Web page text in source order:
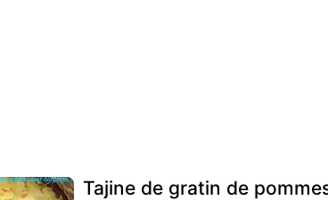
Tajine de gratin de